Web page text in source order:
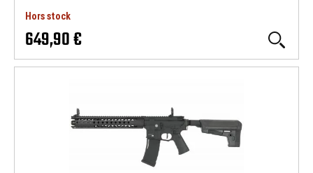
Hors stock
649,90 €